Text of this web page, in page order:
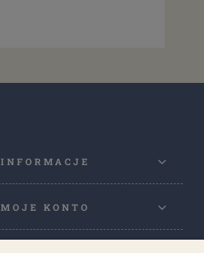
INFORMACJE
MOJE KONTO